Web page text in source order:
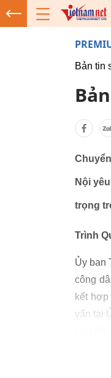
Bản tin
Nội
trọng
Trình
Ủy ban
công
kết
vấn tại